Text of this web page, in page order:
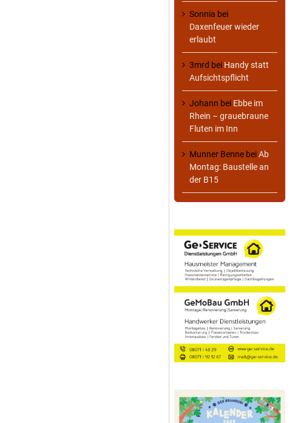
Sonnia bei
Daxenfeuer wieder
erlaubt
3mrd bei Handy statt
Aufsichtspflicht
Johann bei Ebbe im
Rhein – grauebraune
Fluten im Inn
Munner Benne beiAb
Montag: Baustelle an
der B15